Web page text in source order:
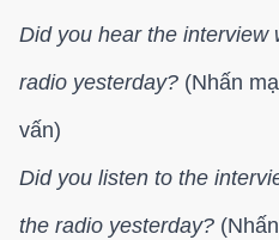
Did you hear the interview
radio yesterday? (Nhấn
vấn)
Did you listen to the
the radio yesterday?